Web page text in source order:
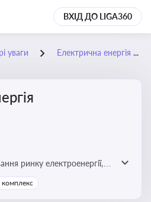
ВХІД ДО LIGA360
уваги Електрична енергія
ринку електроенергії,
постачання та фінансові
енергетики
комплекс